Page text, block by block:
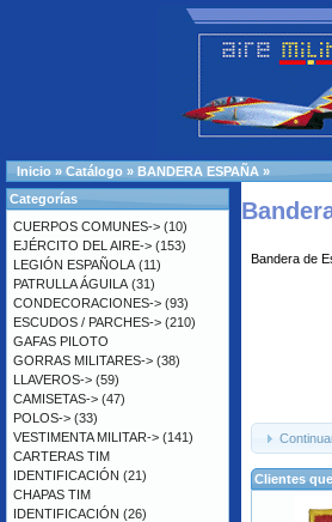
Inicio » Catálogo » BANDERA ESPAÑA »
Bandera de
Clientes
Categorías
CUERPOS COMUNES-> (10)
EJÉRCITO DEL AIRE-> (153)
LEGIÓN ESPAÑOLA (11)
PATRULLA ÁGUILA (31)
CONDECORACIONES-> (93)
ESCUDOS / PARCHES-> (210)
GAFAS PILOTO
GORRAS MILITARES-> (38)
LLAVEROS-> (59)
CAMISETAS-> (47)
POLOS-> (33)
VESTIMENTA MILITAR-> (141)
CARTERAS TIM
IDENTIFICACIÓN (21)
CHAPAS TIM
IDENTIFICACIÓN (26)